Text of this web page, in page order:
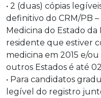
• 2 (duas) cópias
definitivo do CRM/PB
Medicina do Estado da
residente que estiver
medicina em 2015 e/
outros Estados é até
• Para candidatos
legível do registro